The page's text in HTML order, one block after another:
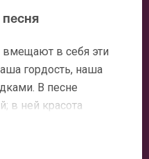
песня
вмещают в себя эти
гордость, наша
В песне
в ней красота
в ней дух нашего